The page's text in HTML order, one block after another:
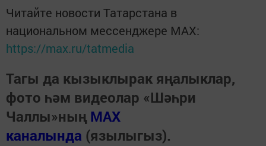
Читайте новости Татарстана в
национальном мессенджере MАХ:
https://max.ru/tatmedia
Тагы да кызыклырак яңалыклар,
фото һәм видеолар «Шәһри
Чаллы»ның MAX
каналында (язылыгыз).